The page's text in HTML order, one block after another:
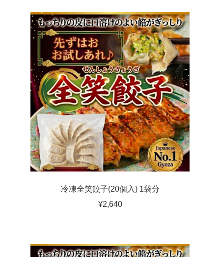
冷凍全笑餃子(20個入) 1袋分
¥2,640